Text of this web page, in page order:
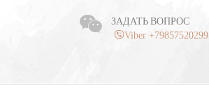
ЗАДАТЬ ВОПРОС
Viber +79857520299